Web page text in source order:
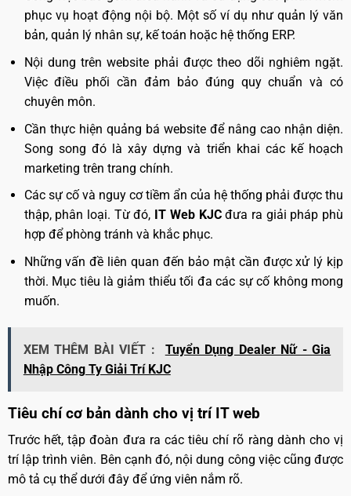
phục vụ hoạt động nội bộ. Một số ví dụ như quản lý văn
bản, quản lý nhân sự, kế toán hoặc hệ thống ERP.
Nội dung trên website phải được theo dõi nghiêm ngặt.
Việc điều phối cần đảm bảo đúng quy chuẩn và có
chuyên môn.
Cần thực hiện quảng bá website để nâng cao nhận diện.
Song song đó là xây dựng và triển khai các kế hoạch
marketing trên trang chính.
Các sự cố và nguy cơ tiềm ẩn của hệ thống phải được thu
thập, phân loại. Từ đó, IT Web KJCđưa ra giải pháp phù
hợp để phòng tránh và khắc phục.
Những vấn đề liên quan đến bảo mật cần được xử lý kịp
thời. Mục tiêu là giảm thiểu tối đa các sự cố không mong
muốn.
XEM THÊM BÀI VIẾT :
Tuyển Dụng Dealer Nữ - Gia
Nhập Công Ty Giải Trí KJC
Tiêu chí cơ bản dành cho vị trí IT web
Trước hết, tập đoàn đưa ra các tiêu chí rõ ràng dành cho vị
trí lập trình viên. Bên cạnh đó, nội dung công việc cũng được
mô tả cụ thể dưới đây để ứng viên nắm rõ.